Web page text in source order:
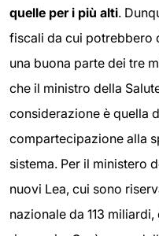
quelle per i più alti.
fiscali da cui potrebbero
una buona parte dei tre
che il ministro della
considerazione è quella
compartecipazione alla
sistema. Per il ministero
nuovi Lea, cui sono
nazionale da 113